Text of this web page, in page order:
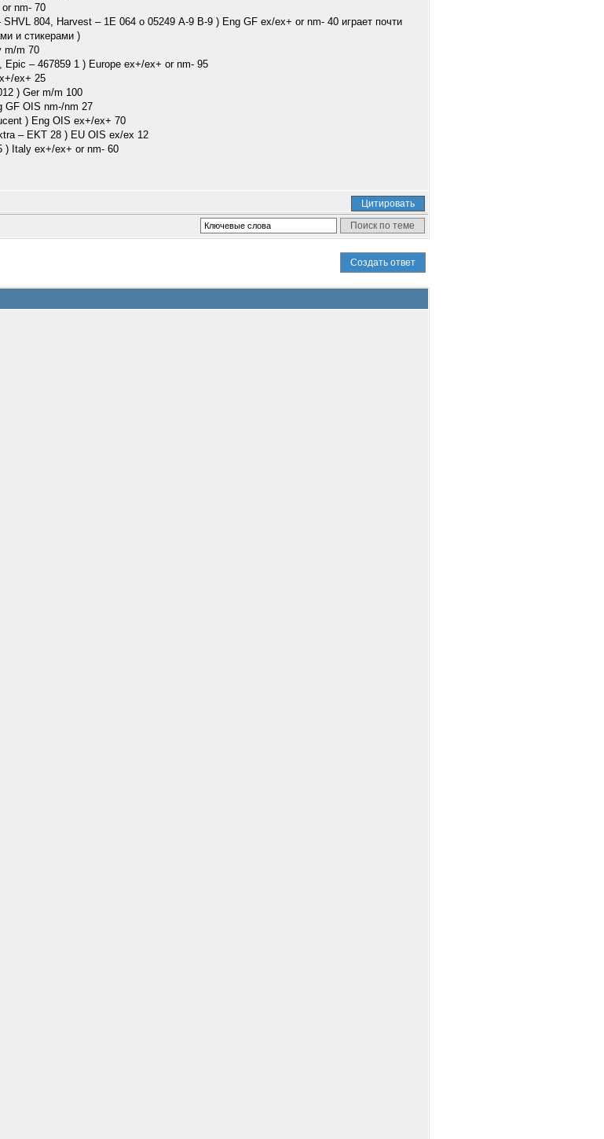
nm- 70
804, Harvest ‎– 1E 064 o 05249 А-9 В-9 ) Eng GF ex/ex+ or nm- 40 играет почти
и стикерами )
m/m 70
– 467859 1 ) Europe ex+/ex+ or nm- 95
ex+ 25
) Ger m/m 100
GF OIS nm-/nm 27
) Eng OIS ex+/ex+ 70
‎– EKT 28 ) EU OIS ex/ex 12
) Italy ex+/ex+ or nm- 60
Цитировать
Создать ответ